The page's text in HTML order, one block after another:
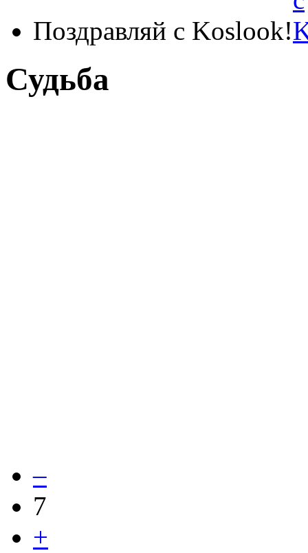
Поздравляй с Koslook!
Судьба
–
7
+